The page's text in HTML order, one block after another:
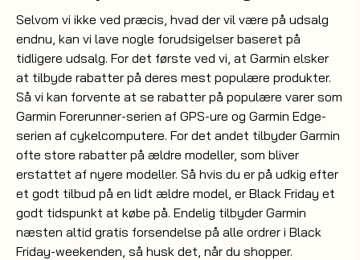
Selvom vi ikke ved præcis, hvad der vil være på udsalg
endnu, kan vi lave nogle forudsigelser baseret på
tidligere udsalg. For det første ved vi, at Garmin elsker
at tilbyde rabatter på deres mest populære produkter.
Så vi kan forvente at se rabatter på populære varer som
Garmin Forerunner-serien af GPS-ure og Garmin Edge-
serien af cykelcomputere. For det andet tilbyder Garmin
ofte store rabatter på ældre modeller, som bliver
erstattet af nyere modeller. Så hvis du er på udkig efter
et godt tilbud på en lidt ældre model, er Black Friday et
godt tidspunkt at købe på. Endelig tilbyder Garmin
næsten altid gratis forsendelse på alle ordrer i Black
Friday-weekenden, så husk det, når du shopper.